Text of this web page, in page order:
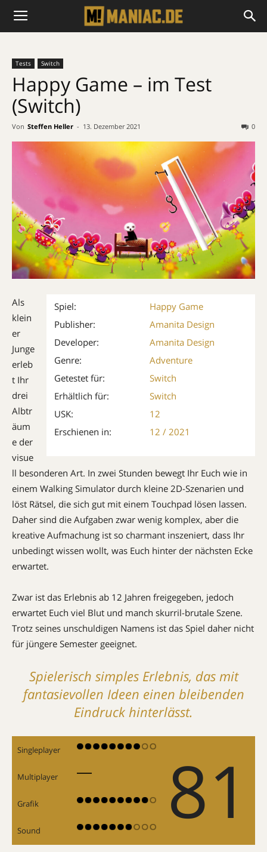
Tests Switch
Happy Game – im Test
(Switch)
Von Steffen Heller - 13. Dezember 2021 0
Spiel:
Happy Game
Publisher:
Amanita Design
Developer:
Amanita Design
Genre:
Adventure
Getestet für:
Switch
Erhältlich für:
Switch
USK:
12
Erschienen in:
12 / 2021
Als
klein
er
Junge
erleb
t Ihr
drei
Albtr
äum
e der
visue
ll besonderen Art. In zwei Stunden bewegt Ihr Euch wie in
einem Walking Simulator durch kleine 2D-Szenarien und
löst Rätsel, die sich gut mit einem Touchpad lösen lassen.
Daher sind die Aufgaben zwar wenig komplex, aber die
kreative Aufmachung ist so charmant inszeniert, dass Ihr
unbedingt wissen wollt, was Euch hinter der nächsten Ecke
erwartet.
Zwar ist das Erlebnis ab 12 Jahren freigegeben, jedoch
erwartet Euch viel Blut und manch skurril-brutale Szene.
Trotz seines unschuldigen Namens ist das Spiel daher nicht
für jüngere Semester geeignet.
Spielerisch simples Erlebnis, das mit
fantasievollen Ideen einen bleibenden
Eindruck hinterlässt.
Singleplayer 81
Multiplayer
Grafik
Sound